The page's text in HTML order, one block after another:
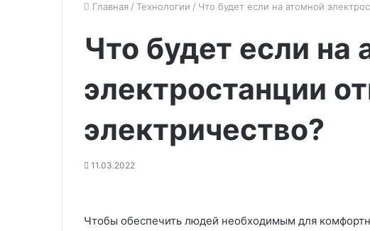
Главная / Технологии / Что будет если на атомной
Что будет если на
электростанции
электричество?
11.03.2022
Чтобы обеспечить людей необходимым для